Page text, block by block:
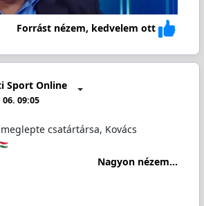
Forrást nézem, kedvelem ott
Sport Online
06. 09:05
csatártársa, Kovács
Nagyon nézem...